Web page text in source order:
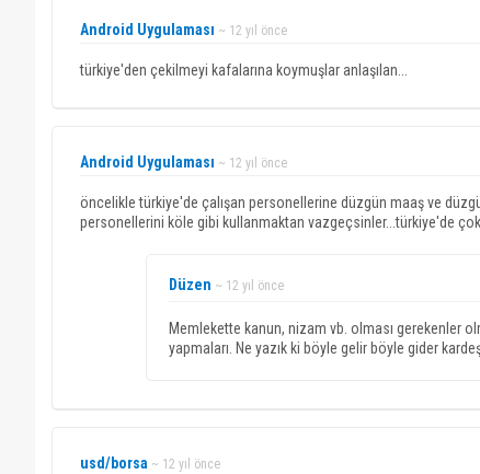
Android Uygulaması ~ 12 yıl önce
türkiye'den çekilmeyi kafalarına koymuşlar anlaşılan...
Android Uygulaması ~ 12 yıl önce
öncelikle türkiye'de çalışan personellerine düzgün maaş ve
personellerini köle gibi kullanmaktan vazgeçsinler...türkiye'de çok
Düzen ~ 12 yıl önce
Memlekette kanun, nizam vb. olması gerekenler
yapmaları. Ne yazık ki böyle gelir böyle gider
usd/borsa ~ 12 yıl önce